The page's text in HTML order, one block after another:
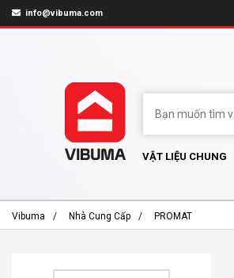
info@vibuma.com
VẬT LIỆU CHUNG
Vibuma Nhà Cung Cấp PROMAT